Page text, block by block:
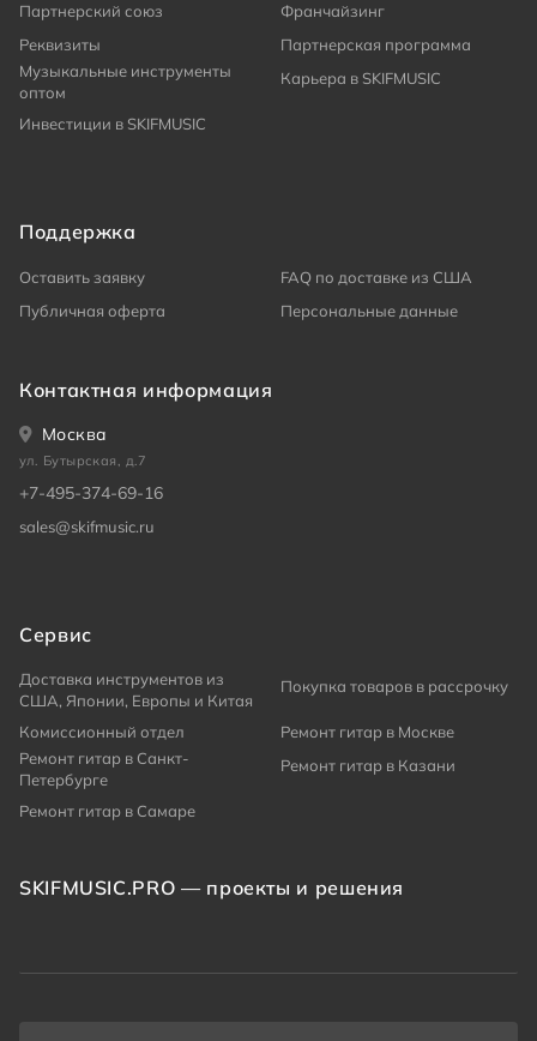
Партнерский союз
Франчайзинг
Реквизиты
Партнерская программа
Музыкальные инструменты
оптом
Карьера в SKIFMUSIC
Инвестиции в SKIFMUSIC
Поддержка
Оставить заявку
FAQ по доставке из США
Публичная оферта
Персональные данные
Контактная информация
Москва
ул. Бутырская, д.7
+7-495-374-69-16
sales@skifmusic.ru
Сервис
Доставка инструментов из
США, Японии, Европы и Китая
Покупка товаров в рассрочку
Комиссионный отдел
Ремонт гитар в Москве
Ремонт гитар в Санкт-
Петербурге
Ремонт гитар в Казани
Ремонт гитар в Самаре
SKIFMUSIC.PRO — проекты и решения